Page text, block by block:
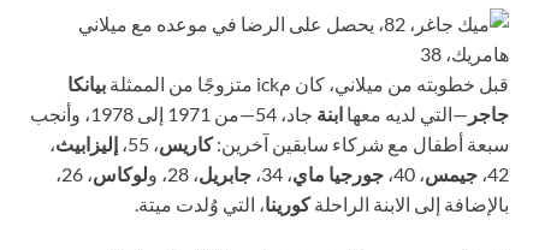
قبل خطوبته من ميلاني، كان مick متزوجًا من الممثلة
بيانكا
جاجر —التي لديه معها ابنة
جاد، 54—من 1971 إلى 1978، وأنجب
سبعة أطفال مع شركاء سابقين آخرين:كاريس، 55، إليزابيث،
42، جيمس، 40، جورجيا ماي، 34، جابريل، 28، و لوكاس
، 26،
بالإضافة إلى الابنة الراحلةكورينا، التي وُلدت ميتة.